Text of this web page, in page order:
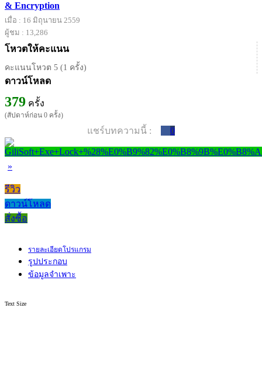
& Encryption
เมื่อ : 16 มิถุนายน 2559
ผู้ชม : 13,286
โหวตให้คะแนน
คะแนนโหวต 5 (1 ครั้ง)
ดาวน์โหลด
379 ครั้ง
(สัปดาห์ก่อน 0 ครั้ง)
แชร์บทความนี้ : 0
»
รีวิว
ดาวน์โหลด
สั่งซื้อ
รายละเอียดโปรแกรม
รูปประกอบ
ข้อมูลจำเพาะ
Text Size